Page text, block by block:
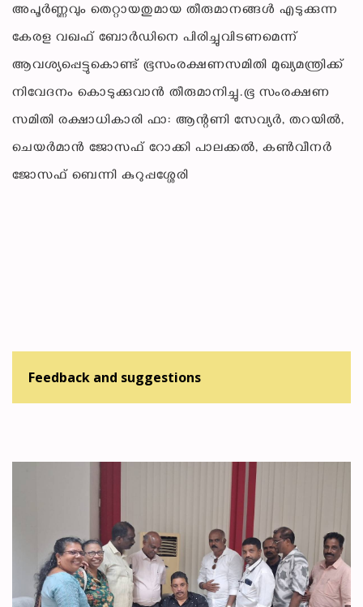
അപൂർണ്ണവും തെറ്റായതുമായ തീരുമാനങ്ങൾ എടുക്കുന്ന
കേരള വഖഫ് ബോർഡിനെ പിരിച്ചുവിടണമെന്ന്
ആവശ്യപ്പെട്ടുകൊണ്ട് ഭൂസംരക്ഷണസമിതി മുഖ്യമന്ത്രിക്ക്
നിവേദനം കൊടുക്കുവാൻ തീരുമാനിച്ചു.ഭൂ സംരക്ഷണ
സമിതി രക്ഷാധികാരി ഫാ: ആന്റണി സേവ്യർ, തറയിൽ,
ചെയർമാൻ ജോസഫ് റോക്കി പാലക്കൽ, കൺവീനർ
ജോസഫ് ബെന്നി കുറുപ്പശ്ശേരി
Feedback and suggestions